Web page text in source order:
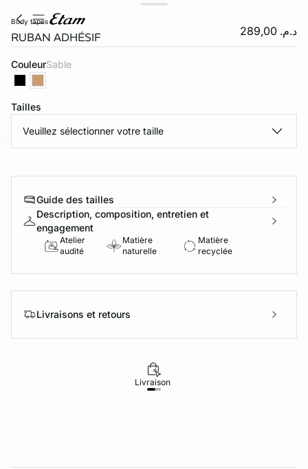
body tapes
RUBAN ADHÉSIF د.م. 289,00
Couleur sable
Tailles
Veuillez sélectionner votre taille
Guide des tailles
Description, composition, entretien et
engagement
Atelier
audité
Matière
naturelle
Matière
recyclée
Livraisons et retours
Livraison